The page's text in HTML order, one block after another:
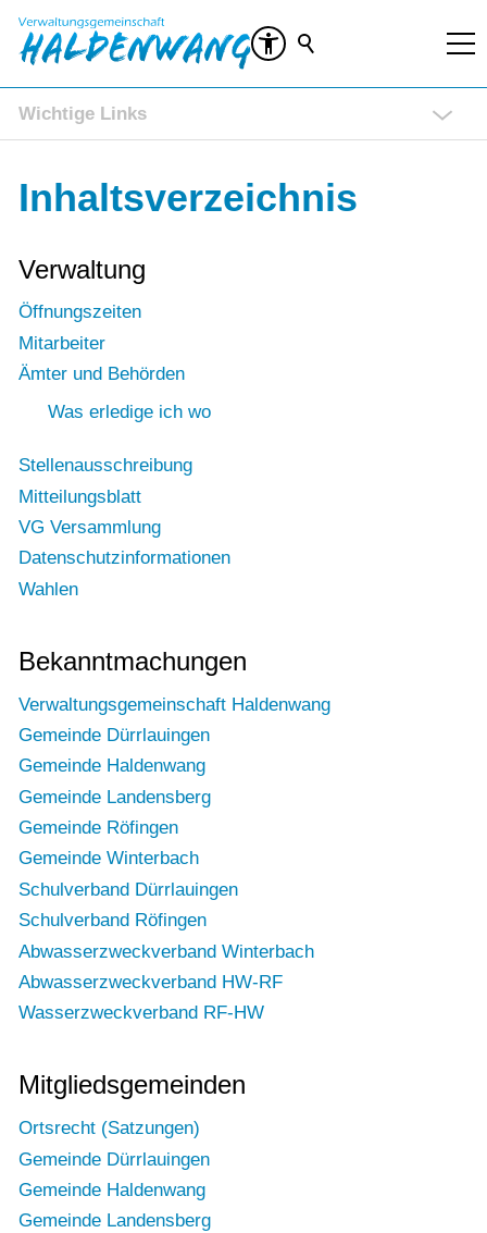
Wichtige Links
Ratsinformationssystem (RIS)
Kontakt
Inhaltsverzeichnis
Verwaltung
Öffnungszeiten
Mitarbeiter
Ämter und Behörden
Was erledige ich wo
Stellenausschreibung
Mitteilungsblatt
VG Versammlung
Datenschutzinformationen
Wahlen
Bekanntmachungen
Verwaltungsgemeinschaft Haldenwang
Gemeinde Dürrlauingen
Gemeinde Haldenwang
Gemeinde Landensberg
Gemeinde Röfingen
Gemeinde Winterbach
Schulverband Dürrlauingen
Schulverband Röfingen
Abwasserzweckverband Winterbach
Abwasserzweckverband HW-RF
Wasserzweckverband RF-HW
Mitgliedsgemeinden
Ortsrecht (Satzungen)
Gemeinde Dürrlauingen
Gemeinde Haldenwang
Gemeinde Landensberg